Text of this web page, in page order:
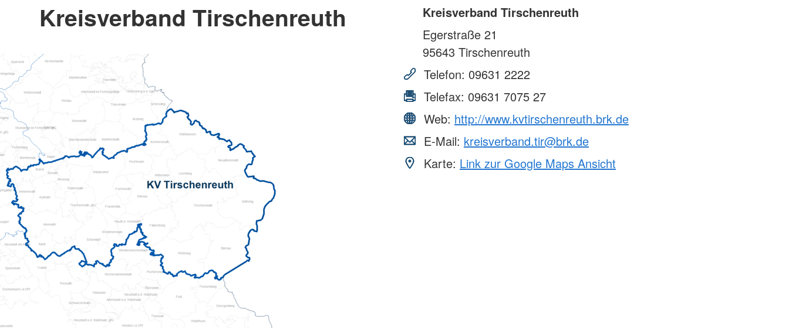
Kreisverband Tirschenreuth
Kreisverband Tirschenreuth
Egerstraße 21
95643 Tirschenreuth
Telefon: 09631 2222
Telefax: 09631 7075 27
Web: http://www.kvtirschenreuth.brk.de
E-Mail: kreisverband.tir@brk.de
Karte: Link zur Google Maps Ansicht